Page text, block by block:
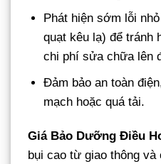
Phát hiện sớm lỗi
quạt kêu lạ) để tránh
chi phí sửa chữa lên
Đảm bảo an toàn
mạch hoặc quá tải.
Giá Bảo Dưỡng Điều
bụi cao từ giao thông